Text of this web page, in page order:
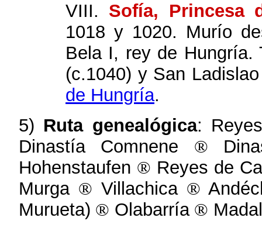
VIII. Sofía, Princesa
1018 y 1020. Murío
Bela I, rey de Hungría.
(c.1040) y San
de Hungría.
5) Ruta genealógica:
Dinastía Comnene ®
Hohenstaufen ® Reyes de
Murga® Villachica®
Murueta) ® Olabarría®